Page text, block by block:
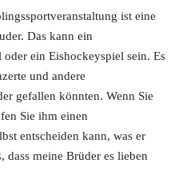
ist eine
Das kann ein
ein Eishockeyspiel sein. Es
und andere
gefallen könnten. Wenn Sie
Sie ihm einen
entscheiden kann, was er
meine Brüder es lieben